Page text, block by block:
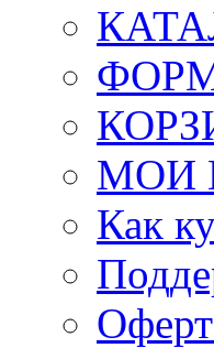
МОИ
Как